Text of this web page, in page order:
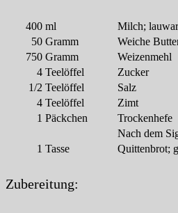
400 ml
Milch;
50 Gramm
Weiche
750 Gramm
Weizenmehl
4 Teelöffel
Zucker
1/2 Teelöffel
Salz
4 Teelöffel
Zimt
1 Päckchen
Trockenhefe
Nach dem
1 Tasse Quittenbrot;
Zubereitung: